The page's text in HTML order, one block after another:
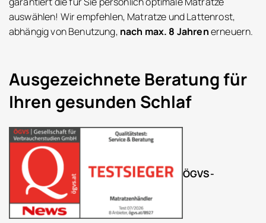
auswählen! Wir empfehlen, Matratze und Lattenrost,
abhängig von Benutzung, nach max. 8 Jahrenerneuern.
Ausgezeichnete Beratung für
Ihren gesunden Schlaf
ÖGVS-